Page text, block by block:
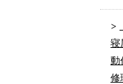
寝
動
修